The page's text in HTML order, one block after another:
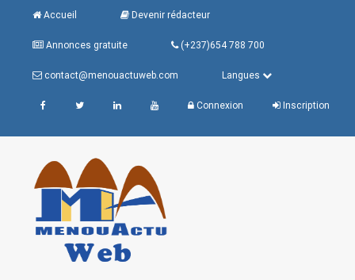
Accueil Devenir rédacteur
Annonces gratuite (+237)654 788 700
contact@menouactuweb.com Langues
Connexion Inscription